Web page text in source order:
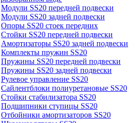
Модули SS20 передней подвески
Модули SS20 задней подвески
Опоры SS20 стоек передних
Стойки SS20 передней подвески
Амортизаторы SS20 задней подвески
Комплекты пружин SS20
Пружины SS20 передней подвески
Пружины SS20 задней подвески
Рулевое управление SS20
Сайлентблоки полиуретановые SS20
Стойки стабилизатора SS20
Подшипники ступицы SS20
Отбойники амортизаторов SS20